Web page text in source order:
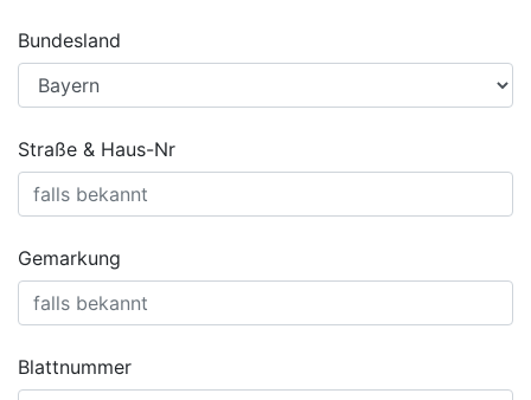
Bundesland
Straße & Haus-Nr
Gemarkung
Blattnummer